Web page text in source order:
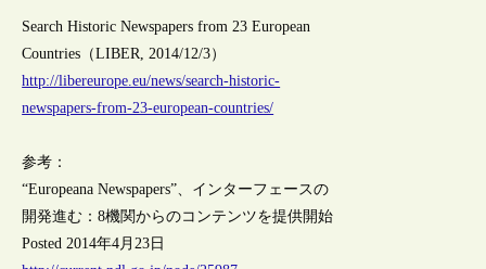
Search Historic Newspapers from 23 European
Countries（LIBER, 2014/12/3）
http://libereurope.eu/news/search-historic-
newspapers-from-23-european-countries/
参考：
“Europeana Newspapers”、インターフェースの
開発進む：8機関からのコンテンツを提供開始
Posted 2014年4月23日